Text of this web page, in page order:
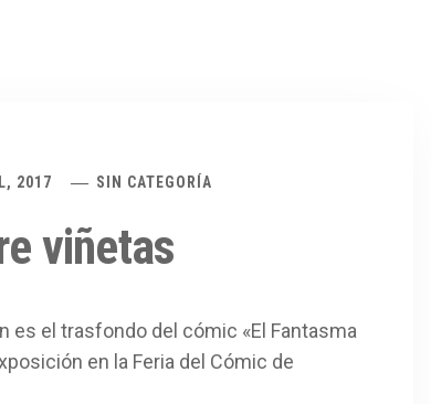
2017 SIN CATEGORÍA
viñetas
es el trasfondo del cómic «El Fantasma
en la Feria del Cómic de